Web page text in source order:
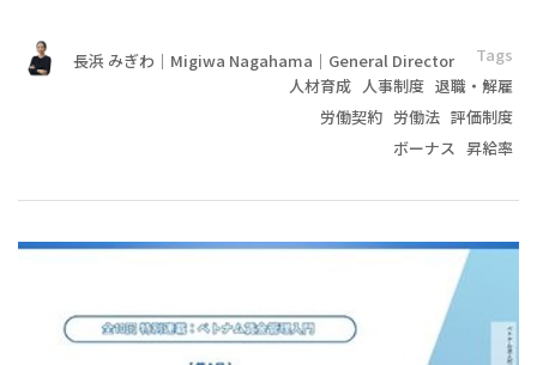
長浜 みぎわ｜Migiwa Nagahama｜General Director
Tags
人材育成 人事制度 退職・解雇
労働契約 労働法 評価制度
ボーナス 昇給率